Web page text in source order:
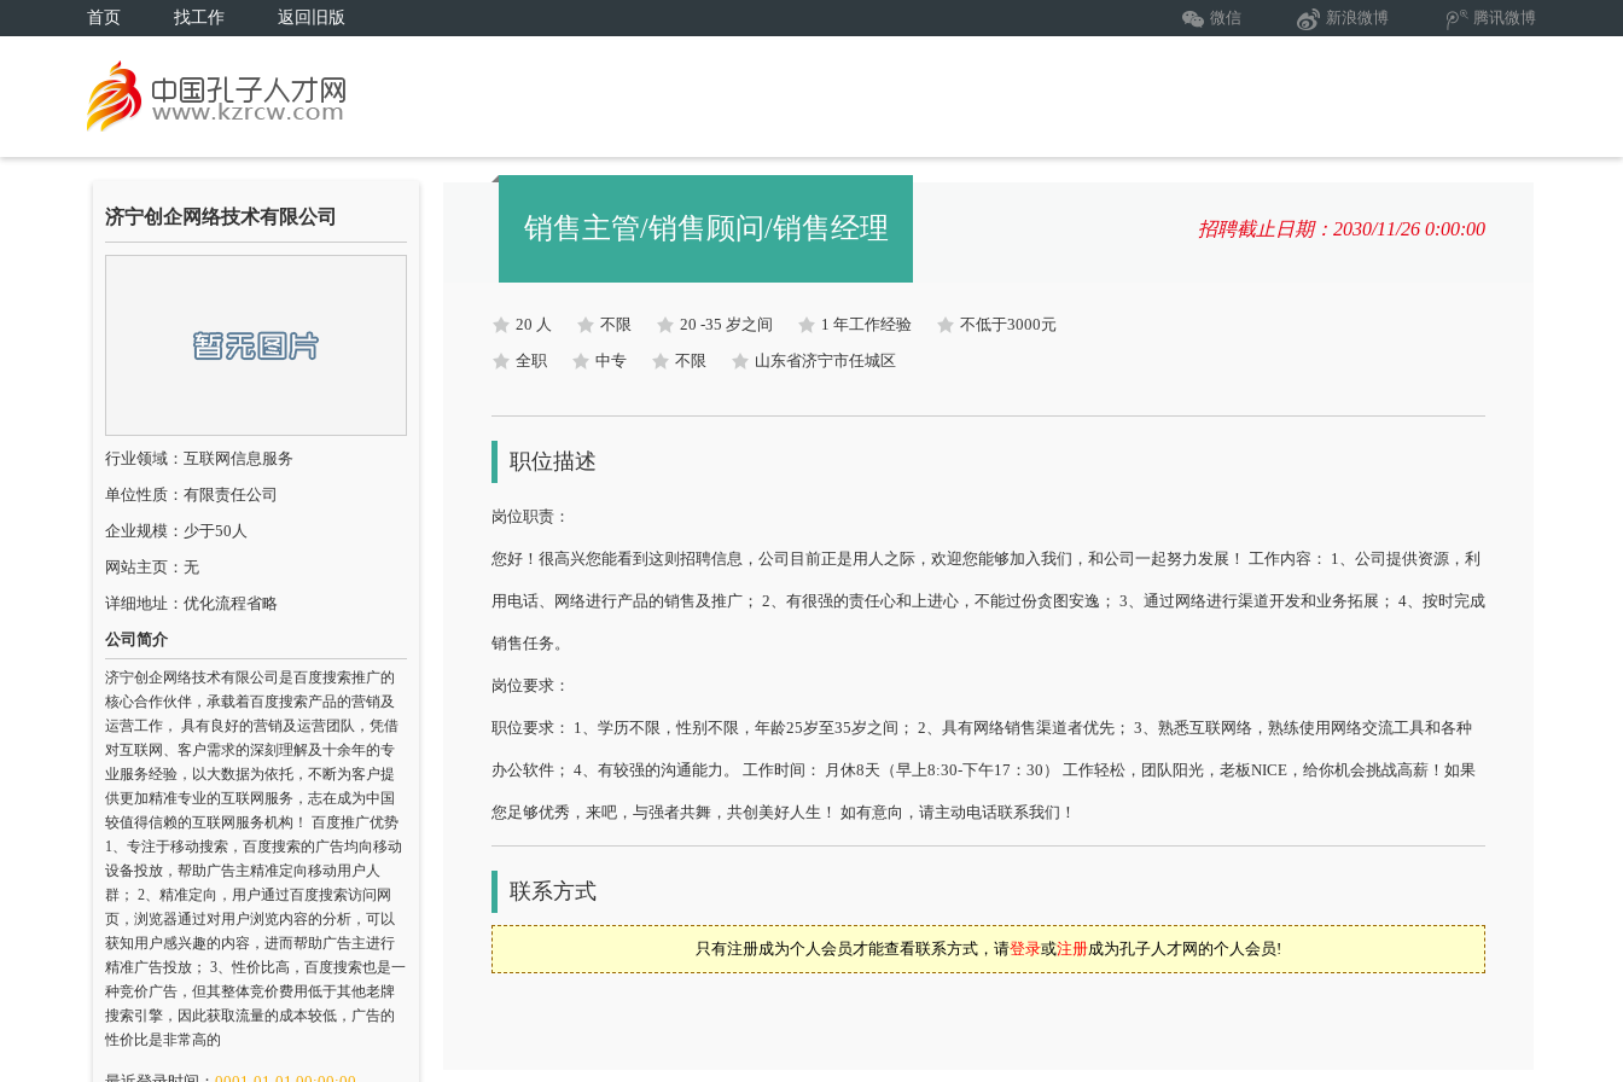
首页 找工作 返回旧版 腾讯微博
新浪微博
微信
济宁创企网络技术有限公司
行业领域：互联网信息服务
单位性质：有限责任公司
企业规模：少于50人
网站主页：无
详细地址：优化流程省略
公司简介
济宁创企网络技术有限公司是百度搜索推广的
核心合作伙伴，承载着百度搜索产品的营销及
运营工作， 具有良好的营销及运营团队，凭借
对互联网、客户需求的深刻理解及十余年的专
业服务经验，以大数据为依托，不断为客户提
供更加精准专业的互联网服务，志在成为中国
较值得信赖的互联网服务机构！ 百度推广优势
1、专注于移动搜索，百度搜索的广告均向移动
设备投放，帮助广告主精准定向移动用户人
群； 2、精准定向，用户通过百度搜索访问网
页，浏览器通过对用户浏览内容的分析，可以
获知用户感兴趣的内容，进而帮助广告主进行
精准广告投放； 3、性价比高，百度搜索也是一
种竞价广告，但其整体竞价费用低于其他老牌
搜索引擎，因此获取流量的成本较低，广告的
性价比是非常高的
销售主管/销售顾问/销售经理 招聘截止日期：2030/11/26 0:00:00
20 人 不限 20 -35 岁之间 1 年工作经验
不低于3000元
全职
中专 不限 山东省济宁市任城区
职位描述
岗位职责：
您好！很高兴您能看到这则招聘信息，公司目前正是用人之际，欢迎您能够加入我们，和公司一起努力发展！ 工作内容： 1、公司提供资源，利
用电话、网络进行产品的销售及推广； 2、有很强的责任心和上进心，不能过份贪图安逸； 3、通过网络进行渠道开发和业务拓展； 4、按时完成
销售任务。
岗位要求：
职位要求： 1、学历不限，性别不限，年龄25岁至35岁之间； 2、具有网络销售渠道者优先； 3、熟悉互联网络，熟练使用网络交流工具和各种
办公软件； 4、有较强的沟通能力。 工作时间： 月休8天（早上8:30-下午17：30） 工作轻松，团队阳光，老板NICE，给你机会挑战高薪！如果
您足够优秀，来吧，与强者共舞，共创美好人生！ 如有意向，请主动电话联系我们！
联系方式
只有注册成为个人会员才能查看联系方式，请登录或注册成为孔子人才网的个人会员!